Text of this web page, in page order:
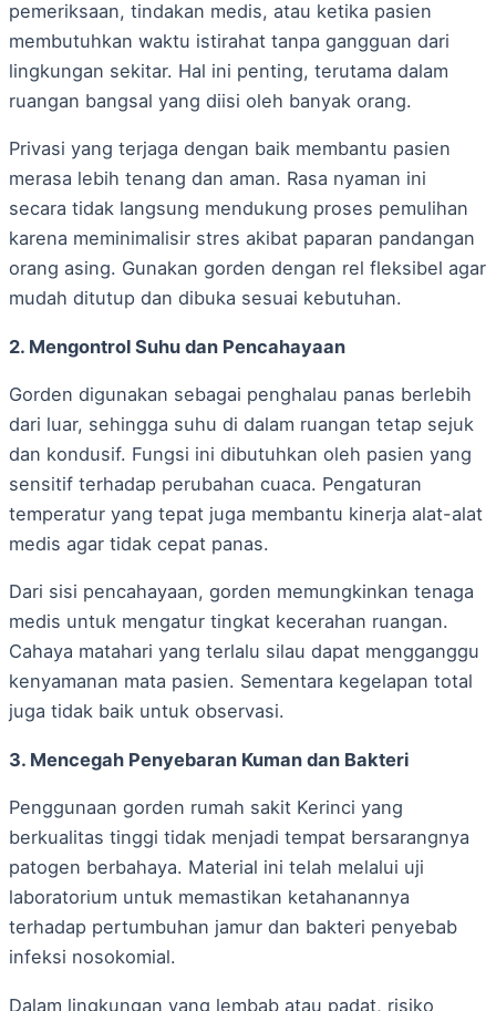
pemeriksaan, tindakan medis, atau ketika pasien
membutuhkan waktu istirahat tanpa gangguan dari
lingkungan sekitar. Hal ini penting, terutama dalam
ruangan bangsal yang diisi oleh banyak orang.
Privasi yang terjaga dengan baik membantu pasien
merasa lebih tenang dan aman. Rasa nyaman ini
secara tidak langsung mendukung proses pemulihan
karena meminimalisir stres akibat paparan pandangan
orang asing. Gunakan gorden dengan rel fleksibel agar
mudah ditutup dan dibuka sesuai kebutuhan.
2. Mengontrol Suhu dan Pencahayaan
Gorden digunakan sebagai penghalau panas berlebih
dari luar, sehingga suhu di dalam ruangan tetap sejuk
dan kondusif. Fungsi ini dibutuhkan oleh pasien yang
sensitif terhadap perubahan cuaca. Pengaturan
temperatur yang tepat juga membantu kinerja alat-alat
medis agar tidak cepat panas.
Dari sisi pencahayaan, gorden memungkinkan tenaga
medis untuk mengatur tingkat kecerahan ruangan.
Cahaya matahari yang terlalu silau dapat mengganggu
kenyamanan mata pasien. Sementara kegelapan total
juga tidak baik untuk observasi.
3. Mencegah Penyebaran Kuman dan Bakteri
Penggunaan gorden rumah sakit Kerinci yang
berkualitas tinggi tidak menjadi tempat bersarangnya
patogen berbahaya. Material ini telah melalui uji
laboratorium untuk memastikan ketahanannya
terhadap pertumbuhan jamur dan bakteri penyebab
infeksi nosokomial.
Dalam lingkungan yang lembab atau padat, risiko